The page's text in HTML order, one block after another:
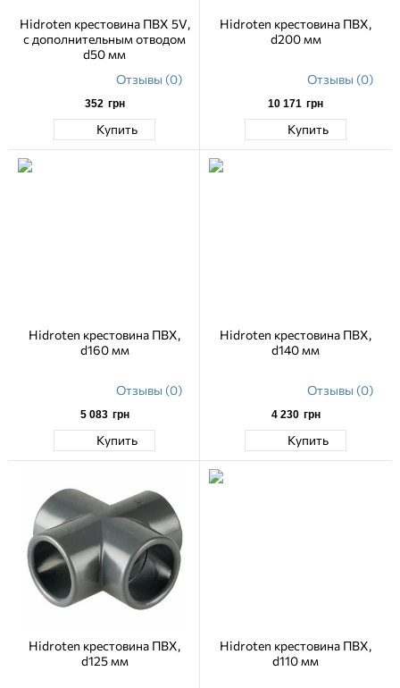
Hidroten крестовина ПВХ 5V,
с дополнительным отводом
d50 мм
Отзывы (0)
352 грн
Купить
Hidroten крестовина ПВХ,
d200 мм
Отзывы (0)
10 171 грн
Купить
Hidroten крестовина ПВХ,
d160 мм
Отзывы (0)
5 083 грн
Купить
Hidroten крестовина ПВХ,
d140 мм
Отзывы (0)
4 230 грн
Купить
Hidroten крестовина ПВХ,
d125 мм
Hidroten крестовина ПВХ,
d110 мм